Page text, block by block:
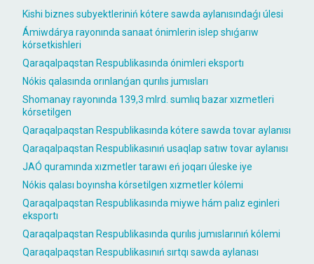
Kishi biznes subyektleriniń kótere sawda aylanısındaǵı úlesi
Ámiwdárya rayonında sanaat ónimlerin islep shıǵarıw
kórsetkishleri
Qaraqalpaqstan Respublikasında ónimleri eksportı
Nókis qalasında orınlanǵan qurılıs jumısları
Shomanay rayonında 139,3 mlrd. sumlıq bazar xızmetleri
kórsetilgen
Qaraqalpaqstan Respublikasında kótere sawda tovar aylanısı
Qaraqalpaqstan Respublikasınıń usaqlap satıw tovar aylanısı
JAÓ quramında xızmetler tarawı eń joqarı úleske iye
Nókis qalası boyınsha kórsetilgen xızmetler kólemi
Qaraqalpaqstan Respublikasında miywe hám palız eginleri
eksportı
Qaraqalpaqstan Respublikasında qurılıs jumıslarınıń kólemi
Qaraqalpaqstan Respublikasınıń sırtqı sawda aylanası